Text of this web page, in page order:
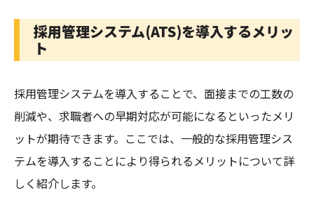
採用管理システム(ATS)を導入するメリッ
ト
採用管理システムを導入することで、面接までの工数の
削減や、求職者への早期対応が可能になるといったメリ
ットが期待できます。ここでは、一般的な採用管理シス
テムを導入することにより得られるメリットについて詳
しく紹介します。